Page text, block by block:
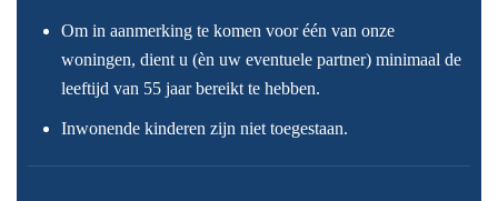
Om in aanmerking te komen voor één van onze
woningen, dient u (èn uw eventuele partner) minimaal de
leeftijd van 55 jaar bereikt te hebben.
Inwonende kinderen zijn niet toegestaan.